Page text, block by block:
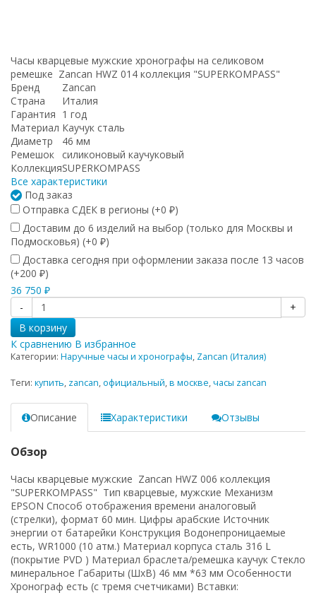
Часы кварцевые мужские хронографы на селиковом
ремешке Zancan HWZ 014 коллекция "SUPERKOMPASS"
Бренд
Zancan
Страна
Италия
Гарантия 1 год
Материал Каучук сталь
Диаметр
46 мм
Ремешок
силиконовый каучуковый
КоллекцияSUPERKOMPASS
Все характеристики
Под заказ
Отправка СДЕК в регионы (+0 ₽)
Доставим до 6 изделий на выбор (только для Москвы и
Подмосковья) (+0 ₽)
Доставка сегодня при оформлении заказа после 13 часов
(+200 ₽)
36 750 ₽
-
+
В корзину
К сравнению В избранное
Категории: Наручные часы и хронографы, Zancan (Италия)
Теги: купить, zancan,официальный,в москве,часы zancan
Описание Характеристики Отзывы
Обзор
Часы кварцевые мужские Zancan HWZ 006 коллекция
"SUPERKOMPASS" Тип кварцевые, мужские Механизм
EPSON Способ отображения времени аналоговый
(стрелки), формат 60 мин. Цифры арабские Источник
энергии от батарейки Конструкция Водонепроницаемые
есть, WR1000 (10 атм.) Материал корпуса сталь 316 L
(покрытие PVD ) Материал браслета/ремешка каучук Стекло
минеральное Габариты (ШхВ) 46 мм *63 мм Особенности
Хронограф есть (с тремя счетчиками) Вставки: